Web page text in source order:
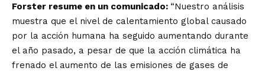
Forster resume en un comunicado: “Nuestro análisis
muestra que el nivel de calentamiento global causado
por la acción humana ha seguido aumentando durante
el año pasado, a pesar de que la acción climática ha
frenado el aumento de las emisiones de gases de